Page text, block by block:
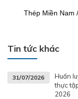
Thép Miền Nam
Tin tức khác
31/07/2026
Huấn
thực
2026